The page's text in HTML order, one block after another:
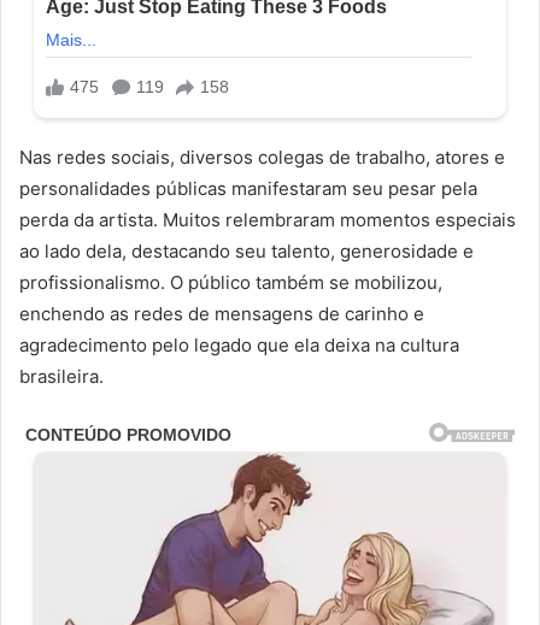
Nas redes sociais, diversos colegas de trabalho, atores e
personalidades públicas manifestaram seu pesar pela
perda da artista. Muitos relembraram momentos especiais
ao lado dela, destacando seu talento, generosidade e
profissionalismo. O público também se mobilizou,
enchendo as redes de mensagens de carinho e
agradecimento pelo legado que ela deixa na cultura
brasileira.